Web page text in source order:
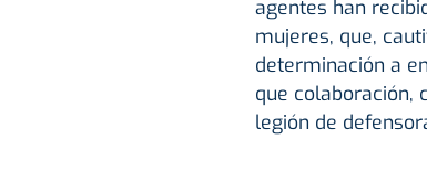
agentes han
mujeres, que,
determinación a
que colaboración,
legión de